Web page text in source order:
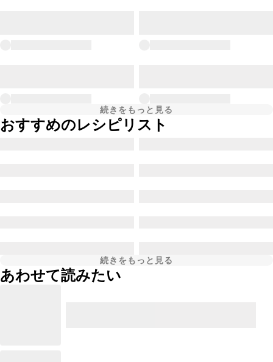
続きをもっと見る
おすすめのレシピリスト
続きをもっと見る
あわせて読みたい